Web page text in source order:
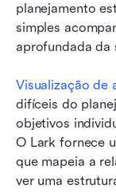
planejamento
simples
aprofundada da
Visualização de
difíceis do
objetivos
O Lark fornece
que mapeia a
ver uma